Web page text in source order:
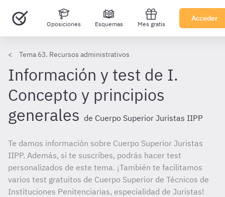
Oposiciones Esquemas Mes gratis
Acceder
Tema 63. Recursos administrativos
Información y test de I.
Concepto y principios
generales de Cuerpo Superior Juristas IIPP
Te damos información sobre Cuerpo Superior Juristas
IIPP. Además, si te suscribes, podrás hacer test
personalizados de este tema. ¡También te facilitamos
varios test gratuitos de Cuerpo Superior de Técnicos de
Instituciones Penitenciarias, especialidad de Juristas!